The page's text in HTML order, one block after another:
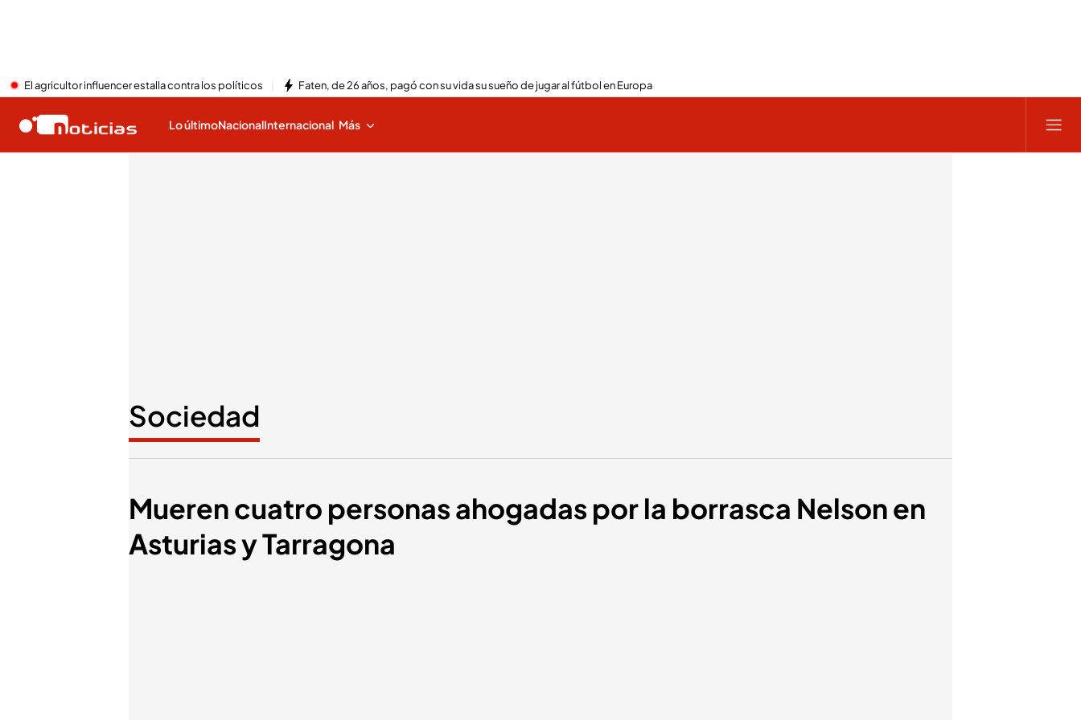
El agricultor influencer estalla contra los políticos Faten, de 26 años, pagó con su vida su sueño de jugar al fútbol en Europa
Lo últimoNacionalInternacional Más
Sociedad
Mueren cuatro personas ahogadas por la borrasca Nelson en
Asturias y Tarragona